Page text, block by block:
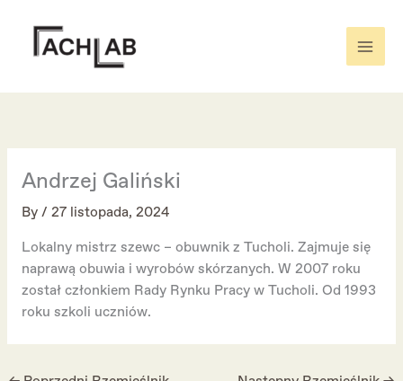
content
Andrzej Galiński
By/ 27 listopada, 2024
Lokalny mistrz szewc – obuwnik z Tucholi. Zajmuje się
naprawą obuwia i wyrobów skórzanych. W 2007 roku
został członkiem Rady Rynku Pracy w Tucholi. Od 1993
roku szkoli uczniów.